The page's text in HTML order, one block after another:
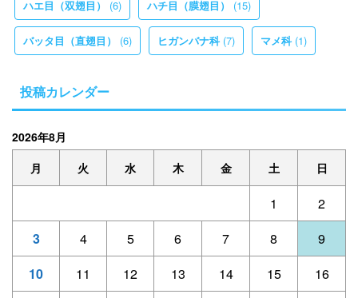
ハエ目（双翅目） (6) ハチ目（膜翅目） (15)
バッタ目（直翅目） (6) ヒガンバナ科(7) マメ科(1)
投稿カレンダー
2026年8月
月
火 水 木 金 土 日
1
2
3
4 5 6 7 8
9
10
11 12 13 14 15
16